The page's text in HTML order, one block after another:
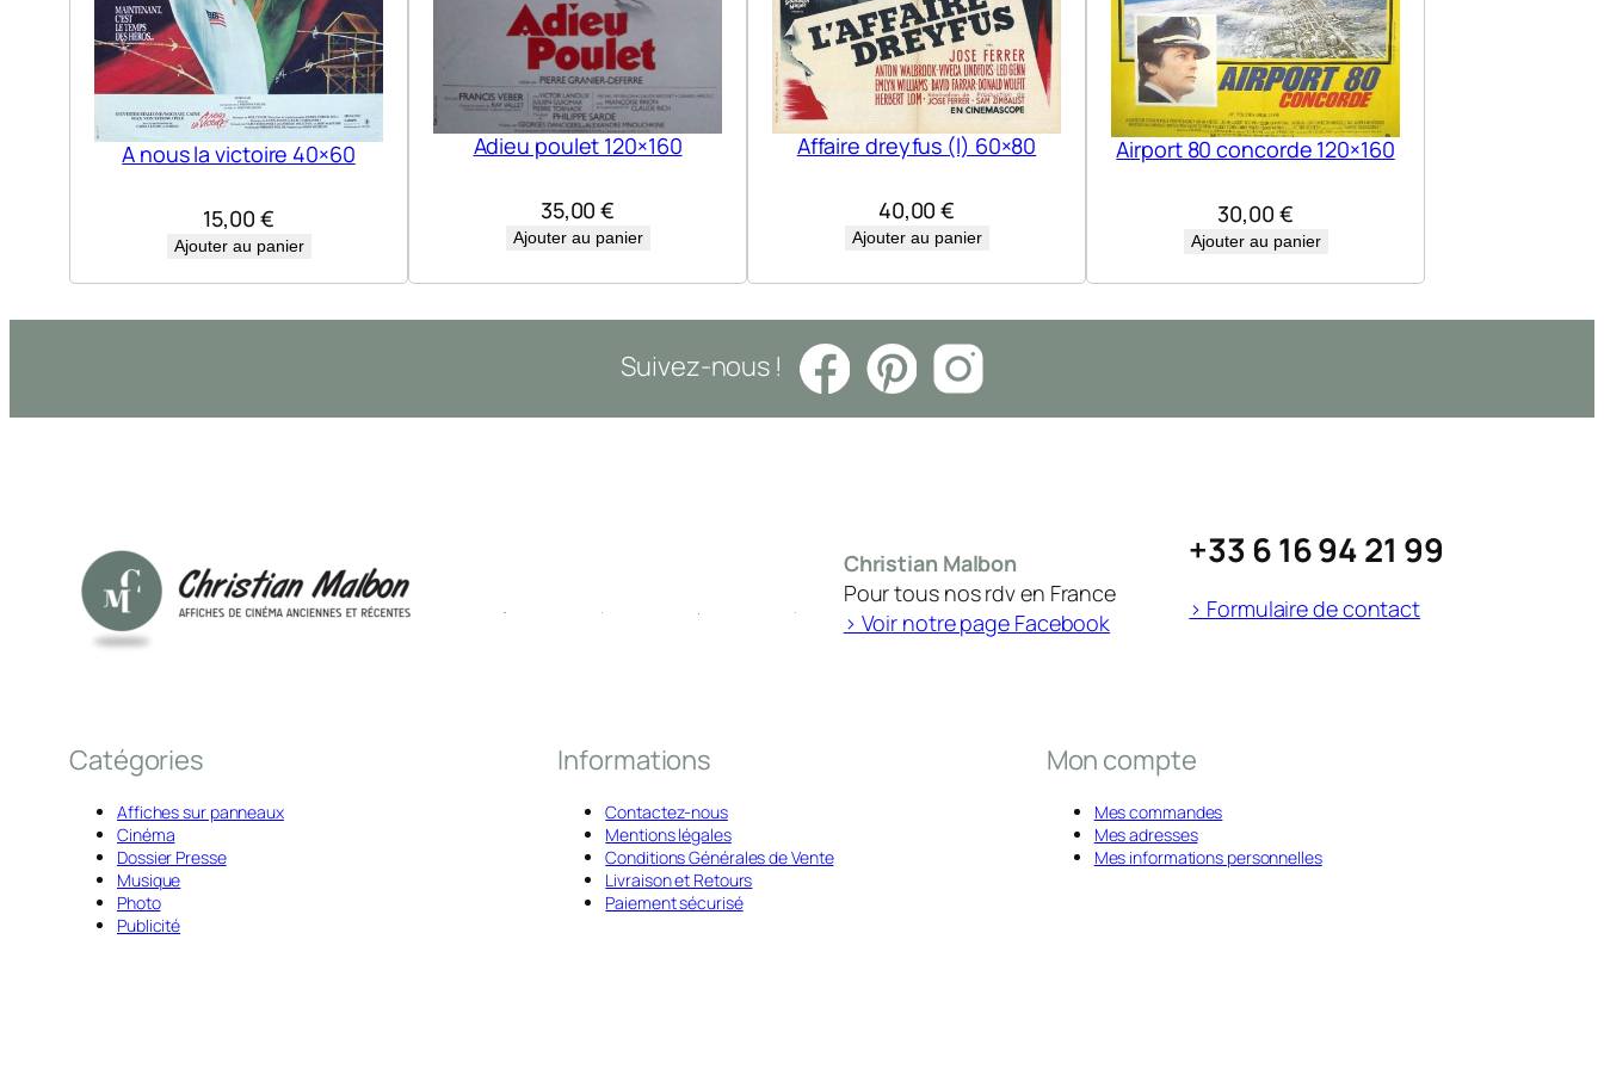
A nous la victoire 40×60
15,00 €
Ajouter au panier
Adieu poulet 120×160
35,00€
Ajouter au panier
Affaire dreyfus (l) 60×80
40,00€
Ajouter au panier
Airport 80 concorde 120×160
30,00 €
Ajouter au panier
Suivez-nous !
Christian Malbon
Pour tous nos rdv en France
> Voir notre page Facebook
+33 6 16 94 21 99
> Formulaire de contact
Catégories
Affiches sur panneaux
Cinéma
Dossier Presse
Musique
Photo
Publicité
Informations
Contactez-nous
Mentions légales
Conditions Générales de Vente
Livraison et Retours
Paiement sécurisé
Mon compte
Mes commandes
Mes adresses
Mes informations personnelles